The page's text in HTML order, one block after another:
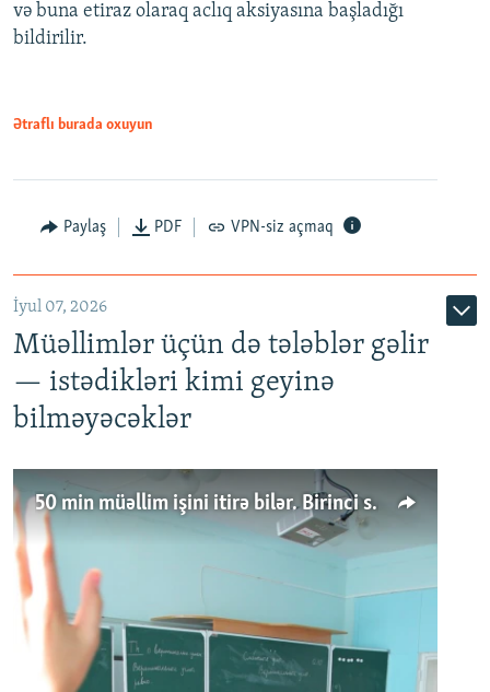
1080p
və buna etiraz olaraq aclıq aksiyasına başladığı
bildirilir.
Ətraflı burada oxuyun
Paylaş PDF VPN-siz açmaq
İyul 07, 2026
Müəllimlər üçün də tələblər gəlir
— istədikləri kimi geyinə
bilməyəcəklər
50 min müəllim işini itirə bilər. Birinci sinfə gedənlər azalır